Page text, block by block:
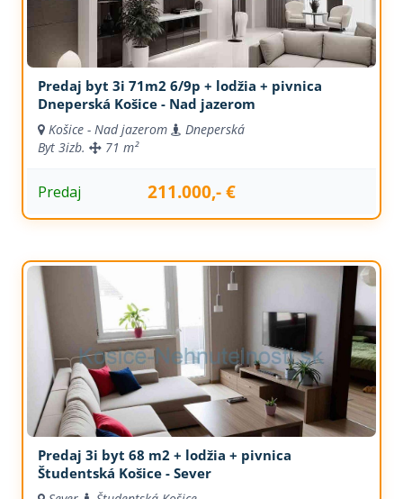
Predaj byt 3i 71m2 6/9p + lodžia + pivnica
Dneperská Košice - Nad jazerom
Košice - Nad jazerom
Dneperská
Byt 3izb. 71 m²
Predaj 211.000,- €
Predaj 3i byt 68 m2 + lodžia + pivnica
Študentská Košice - Sever